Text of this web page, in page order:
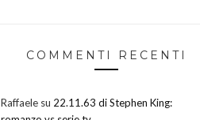
COMMENTI RECENTI
Raffaele su 22.11.63 di Stephen King: